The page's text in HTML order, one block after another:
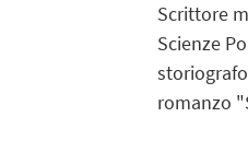
Scrittore
Scienze
romanzo